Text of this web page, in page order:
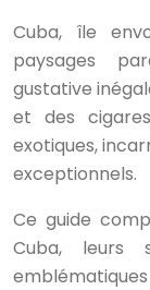
Cuba, île
paysages
gustative
et des
exotiques,
exceptionnels.
Ce guide
Cuba, leurs